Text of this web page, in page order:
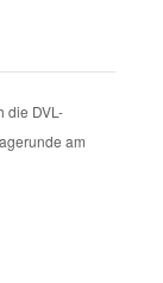
die DVL-
am